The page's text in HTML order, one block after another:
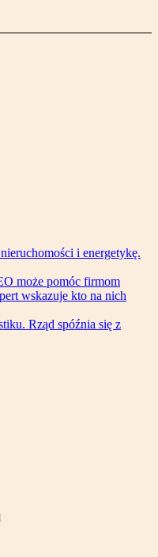
i energetykę.
może pomóc firmom
wskazuje kto na nich
Rząd spóźnia się z